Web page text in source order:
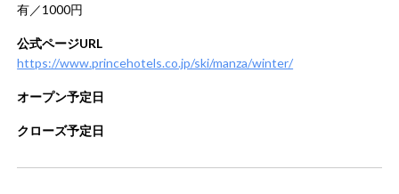
有／1000円
公式ページURL
https://www.princehotels.co.jp/ski/manza/winter/
オープン予定日
クローズ予定日